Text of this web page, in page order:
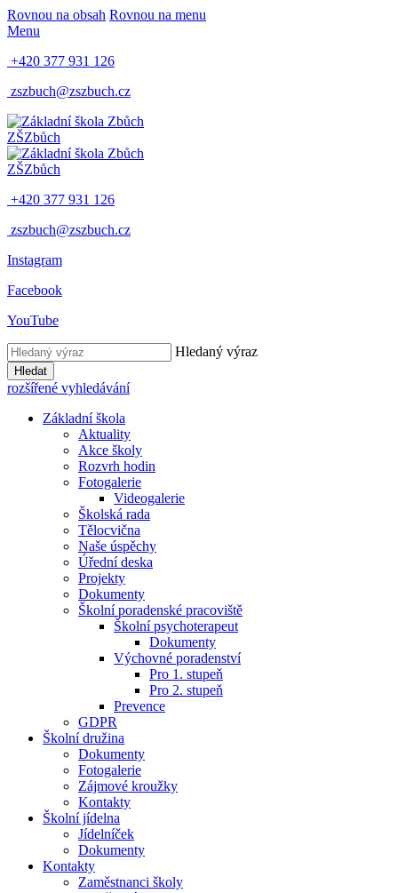
Rovnou na obsah Rovnou na menu
Menu
+420 377 931 126
zszbuch@zszbuch.cz
ZŠZbůch
ZŠZbůch
+420 377 931 126
zszbuch@zszbuch.cz
Instagram
Facebook
YouTube
Hledaný výraz
Hledat
rozšířené vyhledávání
Základní škola
Aktuality
Akce školy
Rozvrh hodin
Fotogalerie
Videogalerie
Školská rada
Tělocvična
Naše úspěchy
Úřední deska
Projekty
Dokumenty
Školní poradenské pracoviště
Školní psychoterapeut
Dokumenty
Výchovné poradenství
Pro 1. stupeň
Pro 2. stupeň
Prevence
GDPR
Školní družina
Dokumenty
Fotogalerie
Zájmové kroužky
Kontakty
Školní jídelna
Jídelníček
Dokumenty
Kontakty
Zaměstnanci školy